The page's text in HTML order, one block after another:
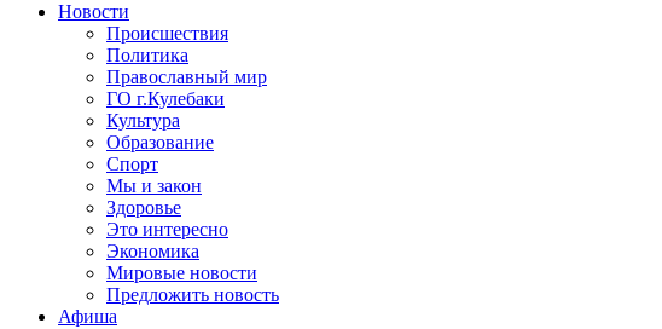
Новости
Происшествия
Политика
Православный мир
ГО г.Кулебаки
Культура
Образование
Спорт
Мы и закон
Здоровье
Это интересно
Экономика
Мировые новости
Предложить новость
Афиша